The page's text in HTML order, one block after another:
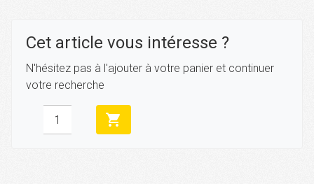
Cet article vous intéresse ?
N'hésitez pas à l'ajouter à votre panier et continuer
votre recherche
shopping_cart